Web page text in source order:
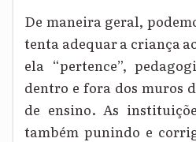
De maneira geral,
tenta adequar a criança
ela “pertence”,
dentro e fora dos muros
de ensino. As
também punindo e